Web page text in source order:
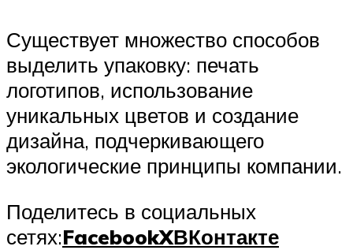
Существует множество способов
выделить упаковку: печать
логотипов, использование
уникальных цветов и создание
дизайна, подчеркивающего
экологические принципы компании.
Поделитесь в социальных
сетях:FacebookXВКонтакте